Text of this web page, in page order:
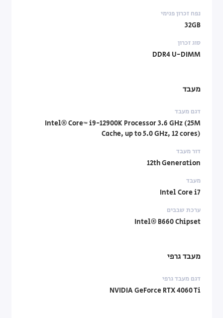
נפח זכרון פנימי
32GB
סוג זכרון
DDR4 U-DIMM
מעבד
דגם מעבד
Intel® Core™ i9-12900K Processor 3.6 GHz (25M
Cache, up to 5.0 GHz, 12 cores)
דור מעבד
12th Generation
מעבד
Intel Core i7
ערכת שבבים
Intel® B660 Chipset
מעבד גרפי
דגם מעבד גרפי
NVIDIA GeForce RTX 4060 Ti